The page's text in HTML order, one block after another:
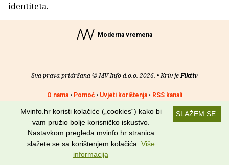
identiteta.
Moderna vremena
Sva prava pridržana © MV Info d.o.o. 2026. • Kriv jeFiktiv
O nama• Pomoć• Uvjeti korištenja• RSS kanali
Potraži nas na: SLAŽEM SE
Mvinfo.hr koristi kolačiće („cookies“) kako bi
vam pružio bolje korisničko iskustvo.
Nastavkom pregleda mvinfo.hr stranica
slažete se sa korištenjem kolačića. Više
informacija